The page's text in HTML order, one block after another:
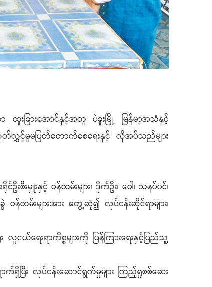
ထူးခြားအောင်နှင့်အတူ ပဲခူးမြို့ မြန်မာ့အသံနှင့်
တ်လွှင့်မှုမပြတ်တောက်စေရေးနှင့် လိုအပ်သည်များ
စီးမှူးနှင့် ဝန်ထမ်းများ၊ ဒိုက်ဦး၊ ဝေါ၊ သနပ်ပင်၊
န်ထမ်းများအား တွေ့ဆုံ၍ လုပ်ငန်းဆိုင်ရာများ၊
ယ်ရေးရာကိစ္စများကို ပြန်ကြားရေးနှင့်ပြည်သူ့
ရှိပြီး လုပ်ငန်းဆောင်ရွက်မှုများ ကြည့်ရှုစစ်ဆေး